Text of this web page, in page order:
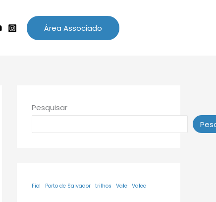
Área Associado
Pesquisar
Fiol Porto de Salvador trilhos Vale Valec